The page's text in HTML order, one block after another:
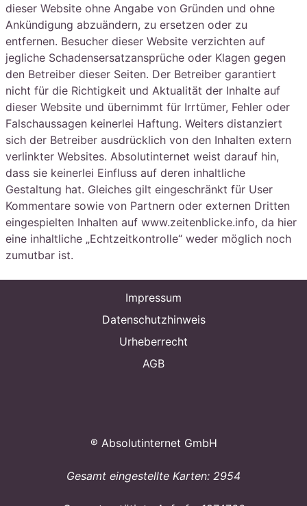
dieser Website ohne Angabe von Gründen und ohne
Ankündigung abzuändern, zu ersetzen oder zu
entfernen. Besucher dieser Website verzichten auf
jegliche Schadensersatzansprüche oder Klagen gegen
den Betreiber dieser Seiten. Der Betreiber garantiert
nicht für die Richtigkeit und Aktualität der Inhalte auf
dieser Website und übernimmt für Irrtümer, Fehler oder
Falschaussagen keinerlei Haftung. Weiters distanziert
sich der Betreiber ausdrücklich von den Inhalten extern
verlinkter Websites. Absolutinternet weist darauf hin,
dass sie keinerlei Einfluss auf deren inhaltliche
Gestaltung hat. Gleiches gilt eingeschränkt für User
Kommentare sowie von Partnern oder externen Dritten
eingespielten Inhalten auf www.zeitenblicke.info, da hier
eine inhaltliche „Echtzeitkontrolle“ weder möglich noch
zumutbar ist.
® Absolutinternet GmbH
Gesamt eingestellte Karten: 2954
Impressum
Datenschutzhinweis
Urheberrecht
AGB